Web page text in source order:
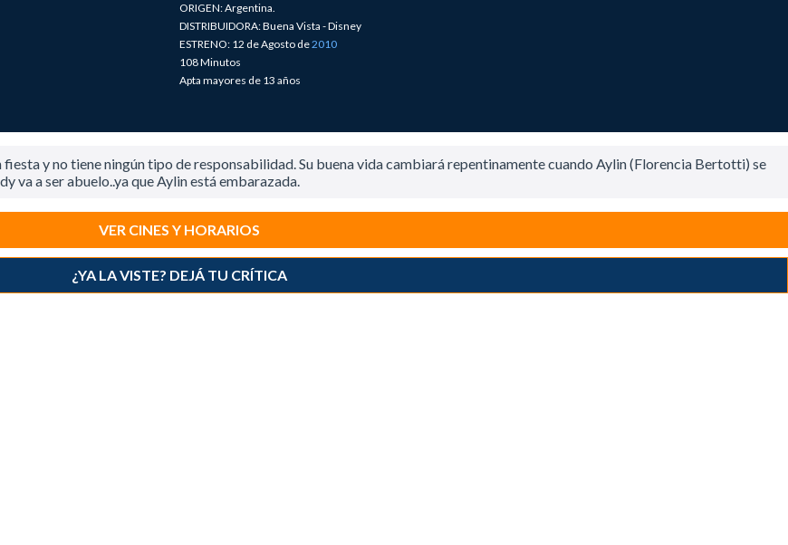
ORIGEN: Argentina.
DISTRIBUIDORA: Buena Vista - Disney
ESTRENO: 12 de Agosto de2010
108 Minutos
Apta mayores de 13 años
y no tiene ningún tipo de responsabilidad. Su buena vida cambiará repentinamente cuando Aylin (Florencia Bertotti) se
va a ser abuelo..ya que Aylin está embarazada.
VER CINES Y HORARIOS
¿YA LA VISTE? DEJÁ TU CRÍTICA